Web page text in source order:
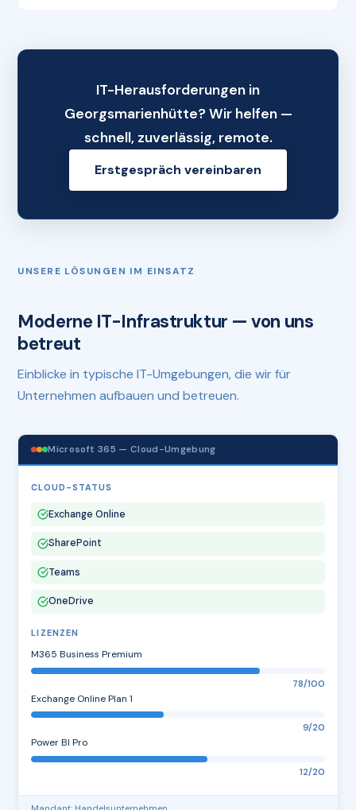
IT-Herausforderungen in
Georgsmarienhütte? Wir helfen —
schnell, zuverlässig, remote.
Erstgespräch vereinbaren
UNSERE LÖSUNGEN IM EINSATZ
Moderne IT-Infrastruktur — von uns
betreut
Einblicke in typische IT-Umgebungen, die wir für
Unternehmen aufbauen und betreuen.
Microsoft 365 — Cloud-Umgebung
CLOUD-STATUS
Exchange Online
SharePoint
Teams
OneDrive
LIZENZEN
M365 Business Premium
78/100
Exchange Online Plan 1
9/20
Power BI Pro
12/20